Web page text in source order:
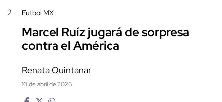
2 Futbol MX
Marcel Ruíz jugará de sorpresa
contra el América
Renata Quintanar
10 de abril de 2026